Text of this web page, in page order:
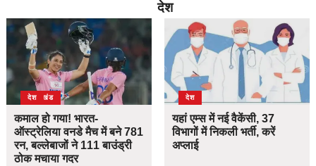
देश
उत्तराखंड
देश
कमाल हो गया! भारत-
ऑस्ट्रेलिया वनडे मैच में बने 781
रन, बल्लेबाजों ने 111 बाउंड्री
ठोक मचाया गदर
देश
यहां एम्स में नई वैकेंसी, 37
विभागों में निकली भर्ती, करें
अप्लाई